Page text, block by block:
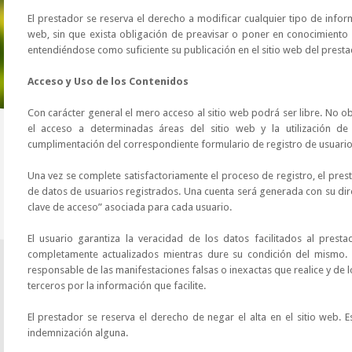
El prestador se reserva el derecho a modificar cualquier tipo de
web, sin que exista obligación de preavisar o poner en
entendiéndose como suficiente su publicación en el sitio web del
Acceso y Uso de los Contenidos
Con carácter general el mero acceso al sitio web podrá ser libre. No
el acceso a determinadas áreas del sitio web y la utilización
cumplimentación del correspondiente formulario de registro de
Una vez se complete satisfactoriamente el proceso de registro, el
de datos de usuarios registrados. Una cuenta será generada con su
clave de acceso” asociada para cada usuario.
El usuario garantiza la veracidad de los datos facilitados al
completamente actualizados mientras dure su condición del
responsable de las manifestaciones falsas o inexactas que realice y
terceros por la información que facilite.
El prestador se reserva el derecho de negar el alta en el sitio web.
indemnización alguna.